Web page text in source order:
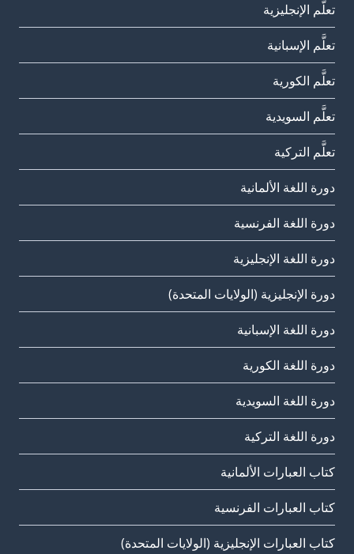
تعلَّم الإنجليزية
تعلَّم الإسبانية
تعلَّم الكورية
تعلَّم السويدية
تعلَّم التركية
دورة اللغة الألمانية
دورة اللغة الفرنسية
دورة اللغة الإنجليزية
دورة الإنجليزية (الولايات المتحدة)
دورة اللغة الإسبانية
دورة اللغة الكورية
دورة اللغة السويدية
دورة اللغة التركية
كتاب العبارات الألمانية
كتاب العبارات الفرنسية
كتاب العبارات الإنجليزية (الولايات المتحدة)